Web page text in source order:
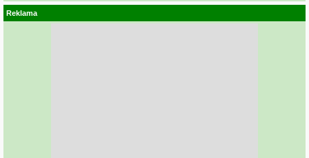
Reklama